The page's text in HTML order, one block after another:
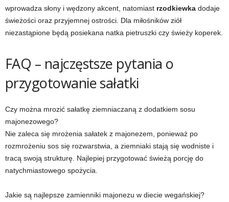
wprowadza słony i wędzony akcent, natomiast rzodkiewka dodaje
świeżości oraz przyjemnej ostrości. Dla miłośników ziół
niezastąpione będą posiekana natka pietruszki czy świeży koperek.
FAQ – najczęstsze pytania o
przygotowanie sałatki
Czy można mrozić sałatkę ziemniaczaną z dodatkiem sosu
majonezowego?
Nie zaleca się mrożenia sałatek z majonezem, ponieważ po
rozmrożeniu sos się rozwarstwia, a ziemniaki stają się wodniste i
tracą swoją strukturę. Najlepiej przygotować świeżą porcję do
natychmiastowego spożycia.
Jakie są najlepsze zamienniki majonezu w diecie wegańskiej?